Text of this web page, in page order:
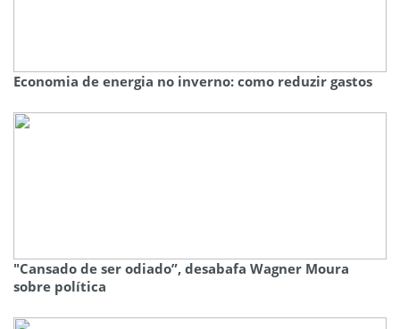
Economia de energia no inverno: como reduzir gastos
"Cansado de ser odiado”, desabafa Wagner Moura
sobre política